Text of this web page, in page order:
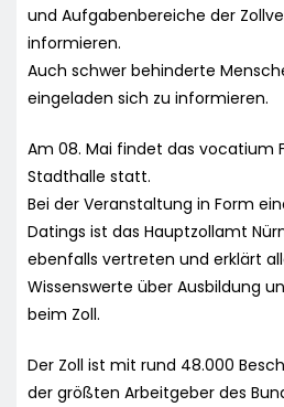
und Aufgabenbereiche der
informieren.
Auch schwer behinderte
eingeladen sich zu informieren.
Am 08. Mai findet das vocatium
Stadthalle statt.
Bei der Veranstaltung in Form
Datings ist das Hauptzollamt
ebenfalls vertreten und erklärt
Wissenswerte über Ausbildung
beim Zoll.
Der Zoll ist mit rund 48.000
der größten Arbeitgeber des